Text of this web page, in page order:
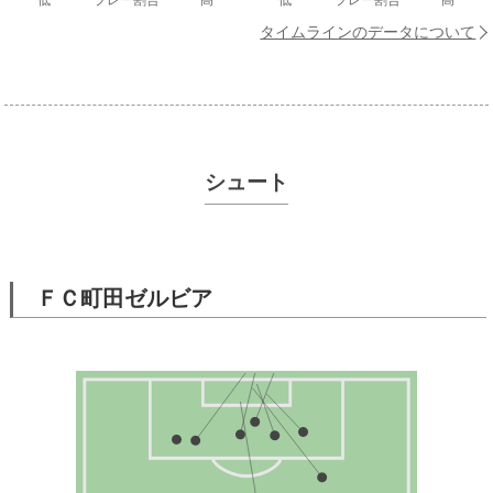
タイムラインのデータについて
シュート
ＦＣ町田ゼルビア